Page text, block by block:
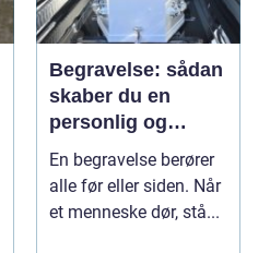
Begravelse: sådan
skaber du en
personlig og
respektfuld afsked
En begravelse berører
alle før eller siden. Når
et menneske dør, stå...